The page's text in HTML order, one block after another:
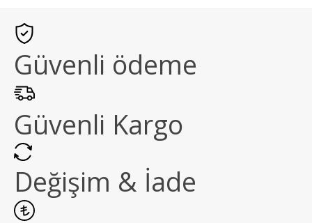
Güvenli ödeme
Güvenli Kargo
Değişim & İade